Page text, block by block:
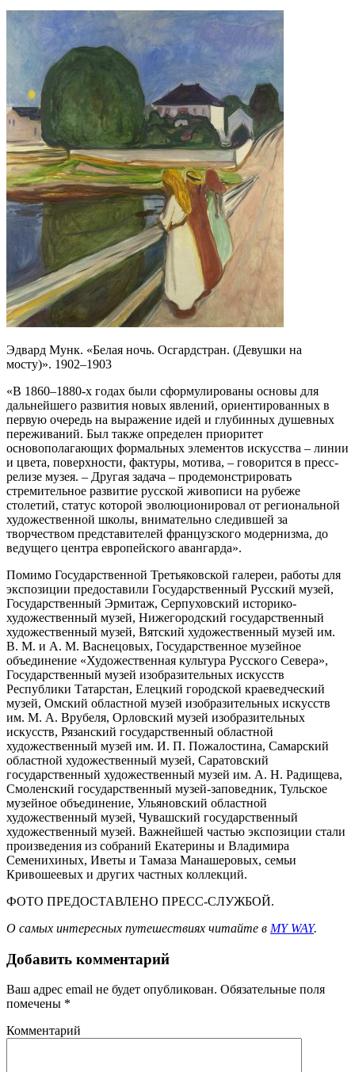
Эдвард Мунк. «Белая ночь. Осгардстран. (Девушки на
мосту)». 1902–1903
«В 1860–1880-х годах были сформулированы основы для
дальнейшего развития новых явлений, ориентированных в
первую очередь на выражение идей и глубинных душевных
переживаний. Был также определен приоритет
основополагающих формальных элементов искусства – линии
и цвета, поверхности, фактуры, мотива, – говорится в пресс-
релизе музея. – Другая задача – продемонстрировать
стремительное развитие русской живописи на рубеже
столетий, статус которой эволюционировал от региональной
художественной школы, внимательно следившей за
творчеством представителей французского модернизма, до
ведущего центра европейского авангарда».
Помимо Государственной Третьяковской галереи, работы для
экспозиции предоставили Государственный Русский музей,
Государственный Эрмитаж, Серпуховский историко-
художественный музей, Нижегородский государственный
художественный музей, Вятский художественный музей им.
В. М. и А. М. Васнецовых, Государственное музейное
объединение «Художественная культура Русского Севера»,
Государственный музей изобразительных искусств
Республики Татарстан, Елецкий городской краеведческий
музей, Омский областной музей изобразительных искусств
им. М. А. Врубеля, Орловский музей изобразительных
искусств, Рязанский государственный областной
художественный музей им. И. П. Пожалостина, Самарский
областной художественный музей, Саратовский
государственный художественный музей им. А. Н. Радищева,
Смоленский государственный музей-заповедник, Тульское
музейное объединение, Ульяновский областной
художественный музей, Чувашский государственный
художественный музей. Важнейшей частью экспозиции стали
произведения из собраний Екатерины и Владимира
Семенихиных, Иветы и Тамаза Манашеровых, семьи
Кривошеевых и других частных коллекций.
ФОТО ПРЕДОСТАВЛЕНО ПРЕСС-СЛУЖБОЙ.
О самых интересных путешествиях читайте в MY WAY.
Добавить комментарий
Ваш адрес email не будет опубликован. Обязательные поля
помечены *
Комментарий